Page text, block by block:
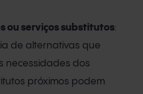
ou serviços substitutos:
de alternativas que
necessidades dos
próximos podem